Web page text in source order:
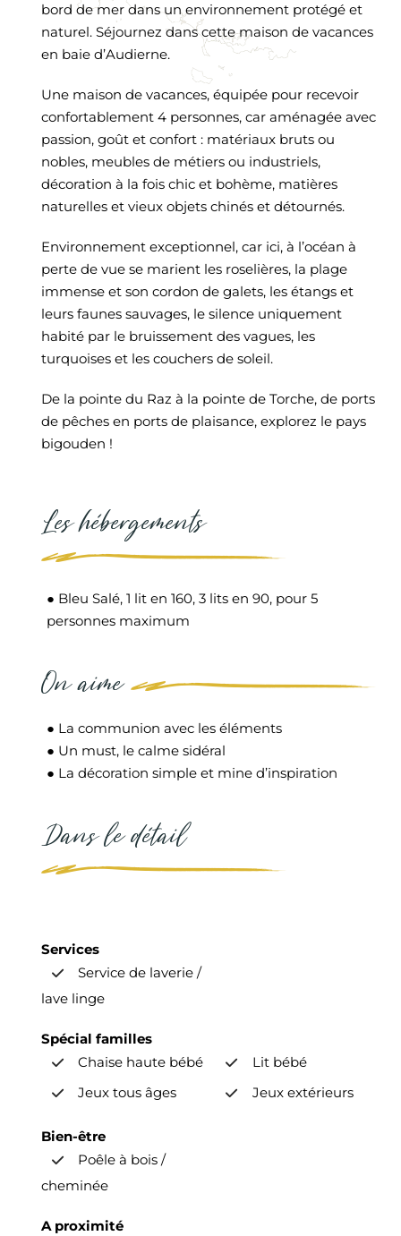
bord de mer dans un environnement protégé et
naturel. Séjournez dans cette maison de vacances
en baie d’Audierne.
Une maison de vacances, équipée pour recevoir
confortablement 4 personnes, car aménagée avec
passion, goût et confort : matériaux bruts ou
nobles, meubles de métiers ou industriels,
décoration à la fois chic et bohème, matières
naturelles et vieux objets chinés et détournés.
Environnement exceptionnel, car ici, à l’océan à
perte de vue se marient les roselières, la plage
immense et son cordon de galets, les étangs et
leurs faunes sauvages, le silence uniquement
habité par le bruissement des vagues, les
turquoises et les couchers de soleil.
De la pointe du Raz à la pointe de Torche, de ports
de pêches en ports de plaisance, explorez le pays
bigouden !
Les hébergements
● Bleu Salé, 1 lit en 160, 3 lits en 90, pour 5
personnes maximum
On aime
● La communion avec les éléments
● Un must, le calme sidéral
● La décoration simple et mine d’inspiration
Dans le détail
Services
Service de laverie /
lave linge
Spécial familles
Chaise haute bébé
Lit bébé
Jeux tous âges
Jeux extérieurs
Bien-être
Poêle à bois /
cheminée
A proximité